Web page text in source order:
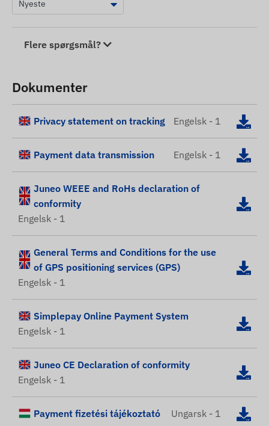
Flere spørgsmål?
Dokumenter
Privacy statement on tracking Engelsk - 1
Payment data transmission Engelsk - 1
Juneo WEEE and RoHs declaration of
conformity
Engelsk - 1
General Terms and Conditions for the use
of GPS positioning services (GPS)
Engelsk - 1
Simplepay Online Payment System
Engelsk - 1
Juneo CE Declaration of conformity
Engelsk - 1
Payment fizetési tájékoztató Ungarsk - 1